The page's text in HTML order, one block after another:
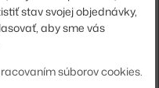
Swing Table Lamp,
stav svojej objednávky,
aby sme vás
súborov cookies.